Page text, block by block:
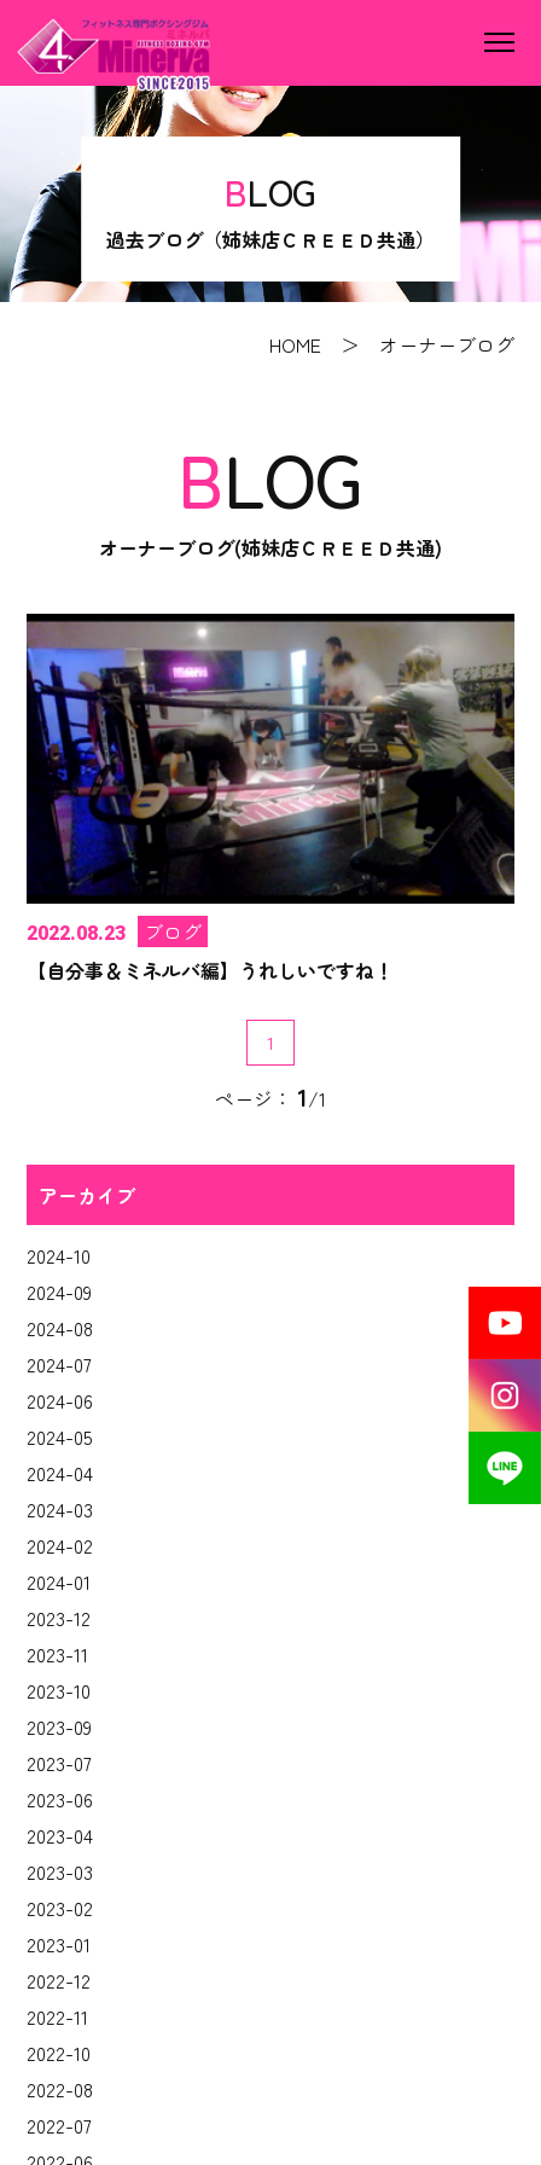
BLOG
過去ブログ（姉妹店ＣＲＥＥＤ共通）
HOME ＞ オーナーブログ
BLOG
オーナーブログ(姉妹店ＣＲＥＥＤ共通)
2022.08.23
ブログ
【自分事＆ミネルバ編】うれしいですね！
1
ページ： 1/1
アーカイブ
2024-10
2024-09
2024-08
2024-07
2024-06
2024-05
2024-04
2024-03
2024-02
2024-01
2023-12
2023-11
2023-10
2023-09
2023-07
2023-06
2023-04
2023-03
2023-02
2023-01
2022-12
2022-11
2022-10
2022-08
2022-07